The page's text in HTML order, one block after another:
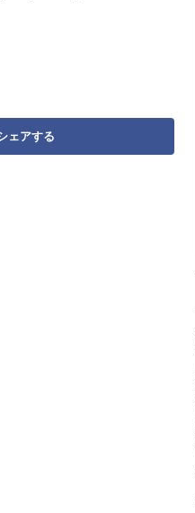
ェアする